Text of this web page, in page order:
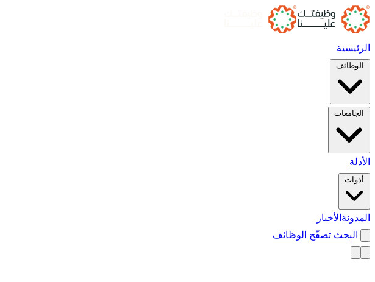
الرئيسية
الوظائف
الجامعات
الأدلة
أدوات
المدونة الأخبار
البحث تصفّح الوظائف